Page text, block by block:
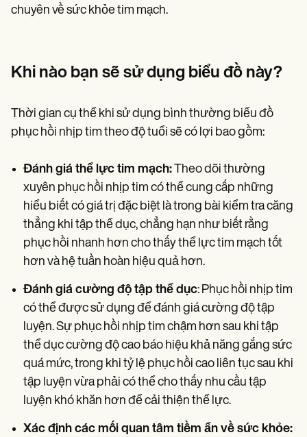
chuyên về sức khỏe tim mạch.
Khi nào bạn sẽ sử dụng biểu đồ này?
Thời gian cụ thể khi sử dụng bình thường biểu đồ
phục hồi nhịp tim theo độ tuổi sẽ có lợi bao gồm:
Đánh giá thể lực tim mạch: Theo dõi thường
xuyên phục hồi nhịp tim có thể cung cấp những
hiểu biết có giá trị đặc biệt là trong bài kiểm tra căng
thẳng khi tập thể dục, chẳng hạn như biết rằng
phục hồi nhanh hơn cho thấy thể lực tim mạch tốt
hơn và hệ tuần hoàn hiệu quả hơn.
Đánh giá cường độ tập thể dục: Phục hồi nhịp tim
có thể được sử dụng để đánh giá cường độ tập
luyện. Sự phục hồi nhịp tim chậm hơn sau khi tập
thể dục cường độ cao báo hiệu khả năng gắng sức
quá mức, trong khi tỷ lệ phục hồi cao liên tục sau khi
tập luyện vừa phải có thể cho thấy nhu cầu tập
luyện khó khăn hơn để cải thiện thể lực.
Xác định các mối quan tâm tiềm ẩn về sức khỏe: